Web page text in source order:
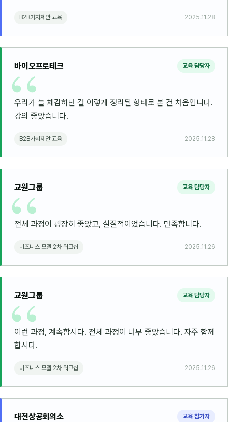
B2B가치제안 교육 2025.11.28
바이오프로테크 교육 담당자
우리가 늘 체감하던 걸 이렇게 정리된 형태로 본 건 처음입니다.
강의 좋았습니다.
B2B가치제안 교육 2025.11.28
교원그룹 교육 담당자
전체 과정이 굉장히 좋았고, 실질적이었습니다. 만족합니다.
비즈니스 모델 2차 워크샵 2025.11.26
교원그룹 교육 담당자
이런 과정, 계속합시다. 전체 과정이 너무 좋았습니다. 자주 함께
합시다.
비즈니스 모델 2차 워크샵 2025.11.26
대전상공회의소 교육 참가자